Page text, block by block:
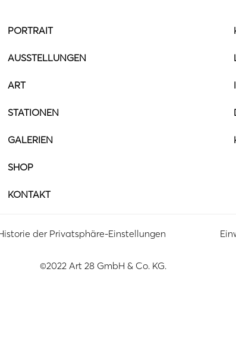
PORTRAIT
AUSSTELLUNGEN
ART
STATIONEN
GALERIEN
SHOP
KONTAKT
der Privatsphäre-Einstellungen
©2022 Art 28 GmbH & Co. KG.